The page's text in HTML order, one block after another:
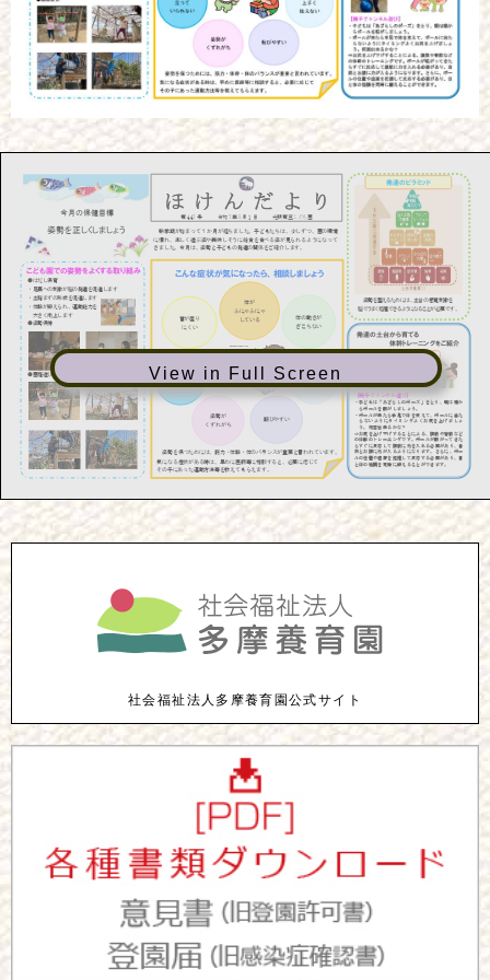
View in Full Screen
社会福祉法人多摩養育園公式サイト